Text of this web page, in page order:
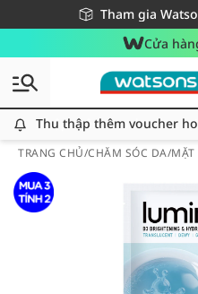
Tham gia
Miễn phí giao hàng
Giao hàng nhanh 24h -
Cửa
Thu thập thêm voucher
TRANG CHỦ/CHĂM SÓC DA/